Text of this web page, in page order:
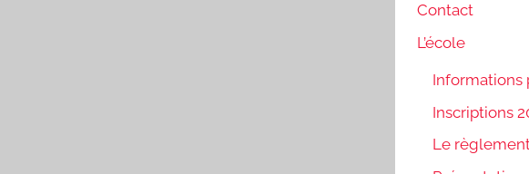
Contact
L’école
Informations
Inscriptions
Le